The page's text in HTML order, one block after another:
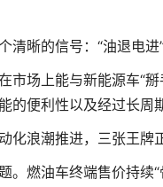
晰的信号：“油退电进”
场上能与新能源车“掰
的便利性以及经过长周
浪潮推进，三张王牌正
燃油车终端售价持续“